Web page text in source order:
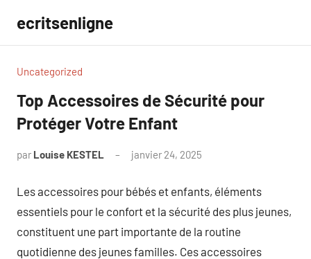
contenu
ecritsenligne
Uncategorized
Top Accessoires de Sécurité pour
Protéger Votre Enfant
par Louise KESTEL janvier 24, 2025
Les accessoires pour bébés et enfants, éléments
essentiels pour le confort et la sécurité des plus jeunes,
constituent une part importante de la routine
quotidienne des jeunes familles. Ces accessoires